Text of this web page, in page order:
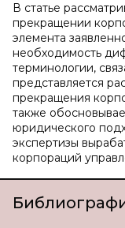
В статье
прекращении
элемента
необходимость
терминологии,
представляется
прекращения
также
юридического
экспертизы
корпораций